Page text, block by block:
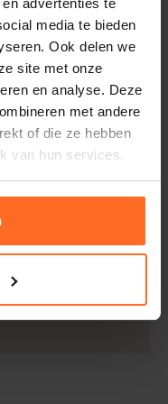
advertenties te
media te bieden
Ook delen we
site met onze
en analyse. Deze
met andere
of die ze hebben
van hun services.
Petrol
Mouw
Bonte Was, Niet In
Lage Temp Strijk
Fit
Katoen / 22%
via DHL voor
PostNL. In de
of Paypal, kies zelf
in je account en
en je